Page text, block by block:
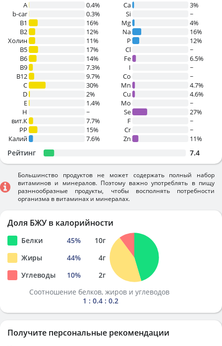
A
0.4%
b-car
0.3%
В1
16%
B2
12%
Холин
11%
B5
17%
B6
14%
B9
7.3%
B12
9.7%
C
30%
D
2%
E
1.4%
H
~
вит.К
7.7%
PP
15%
Калий
7.6%
Ca
3%
Si
~
Mg
4%
Na
16%
P
12%
Cl
~
Fe
6.5%
I
~
Co
~
Mn
4.7%
Cu
4.6%
Mo
~
Se
27%
F
~
Cr
~
Zn
11%
Рейтинг 7.4
Большинство продуктов не может содержать полный набор
витаминов и минералов. Поэтому важно употреблять в пищу
разннообразные продукты, чтобы восполнять потребности
организма в витаминах и минералах.
Доля БЖУ в калорийности
Белки 45% 10г
Жиры
44% 4г
Углеводы
10% 2г
Соотношение белков, жиров и углеводов
1 : 0.4 : 0.2
Получите персональные рекомендации